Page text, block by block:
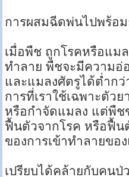
การผสมฉีดพ่นไปพร้อ
เมื่อพืช ถูกโรคหรือแม
ทำลาย พืชจะมีความ
และแมลงศัตรูได้ต่ำกว่
การที่เราใช้เฉพาะตัว
หรือกำจัดแมลง แต่พืช
ฟื้นตัวจากโรค หรือฟื้น
ของการเข้าทำลายขอ
เปรียบได้คล้ายกับคนป่